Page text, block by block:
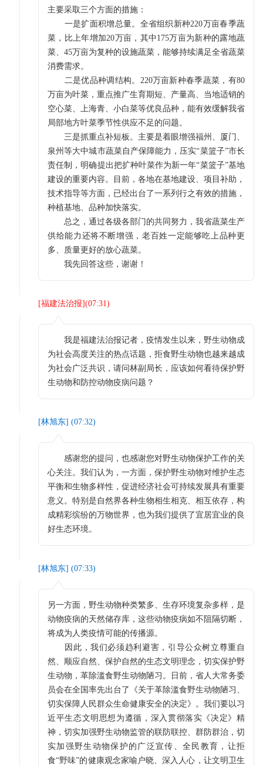
主要采取三个方面的措施：
一是扩面积增总量。全省组织新种220万亩春季蔬
菜，比上年增加20万亩，其中175万亩为新种的露地蔬
菜、45万亩为复种的设施蔬菜，能够持续满足全省蔬菜
消费需求。
二是优品种调结构。220万亩新种春季蔬菜，有80
万亩为叶菜，重点推广生育期短、产量高、当地适销的
空心菜、上海青、小白菜等优良品种，能有效缓解我省
局部地方叶菜季节性供应不足的问题。
三是抓重点补短板。主要是着眼增强福州、厦门、
泉州等大中城市蔬菜自产保障能力，压实“菜篮子”市长
责任制，明确提出把扩种叶菜作为新一年“菜篮子”基地
建设的重要内容。目前，各地在基地建设、项目补助，
技术指导等方面，已经出台了一系列行之有效的措施，
种植基地、品种加快落实。
总之，通过各级各部门的共同努力，我省蔬菜生产
供给能力还将不断增强，老百姓一定能够吃上品种更
多、质量更好的放心蔬菜。
我先回答这些，谢谢！
[福建法治报](07:31)
我是福建法治报记者，疫情发生以来，野生动物成
为社会高度关注的热点话题，拒食野生动物也越来越成
为社会广泛共识，请问林副局长，应该如何看待保护野
生动物和防控动物疫病问题？
[林旭东] (07:32)
感谢您的提问，也感谢您对野生动物保护工作的关
心关注。我们认为，一方面，保护野生动物对维护生态
平衡和生物多样性，促进经济社会可持续发展具有重要
意义。特别是自然界各种生物相生相克、相互依存，构
成精彩缤纷的万物世界，也为我们提供了宜居宜业的良
好生态环境。
[林旭东] (07:33)
另一方面，野生动物种类繁多、生存环境复杂多样，是
动物疫病的天然储存库，这些动物疫病如不阻隔切断，
将成为人类疫情可能的传播源。
因此，我们必须趋利避害，引导公众树立尊重自
然、顺应自然、保护自然的生态文明理念，切实保护野
生动物，革除滥食野生动物陋习。日前，省人大常务委
员会在全国率先出台了《关于革除滥食野生动物陋习、
切实保障人民群众生命健康安全的决定》。我们要以习
近平生态文明思想为遵循，深入贯彻落实《决定》精
神，切实加强野生动物监管的联防联控、群防群治，切
实加强野生动物保护的广泛宣传、全民教育，让拒
食“野味”的健康观念家喻户晓、深入人心，让文明卫生